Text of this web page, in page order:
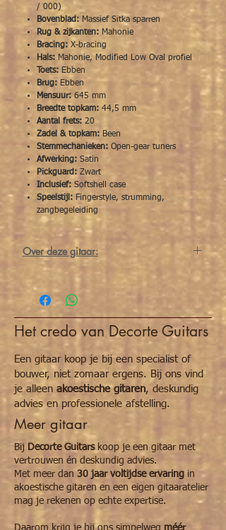
/ 000)
Bovenblad: Massief Sitka sparren
Rug & zijkanten: Mahonie
Bracing: X-bracing
Hals: Mahonie, Modified Low Oval profiel
Toets: Ebben
Brug: Ebben
Mensuur:645 mm
Breedte topkam: 44,5 mm
Aantal frets: 20
Zadel & topkam: Been
Stemmechanieken: Open-gear tuners
Afwerking: Satin
Pickguard: Zwart
Inclusief: Softshell case
Speelstijl: Fingerstyle, strumming,
zangbegeleiding
Over deze gitaar:
De Martin 00016 uit 1998
is een 000-size
(Grand Concert) gitaar met een
Sitka sparren bovenblad
zijkanten. Dit model staat bekend om zijn
gebalanceerde, warme klank met heldere
hoge tonen en een strakke bas, ideaal voor
fingerstyle, strumming en zangbegeleiding.
Dankzij de X-bracing reageert de 00016
dynamisch op elke aanslag en biedt het
instrument een expressieve speelervaring.
De mahoniehals met
Modified Low Oval
profiel en satin afwerking zorgt voor
comfort, terwijl de ebben toets en brug
precisie en duurzaamheid leveren.
Met zijn compacte 000-body, klassieke
constructie en tijdloze klank is de 00016 uit
1998 een veelzijdig instrument voor zowel
Het credo van Decorte Guitars
Een gitaar koop je bij een specialist of
bouwer, niet zomaar ergens. Bij ons vind
je alleen akoestische gitaren, deskundig
advies en professionele afstelling.
Meer gitaar
Bij Decorte Guitarskoop je een gitaar met
vertrouwen én deskundig advies.
Met meer dan 30 jaar voltijdse ervaring in
akoestische gitaren en een eigen gitaaratelier
mag je rekenen op echte expertise.